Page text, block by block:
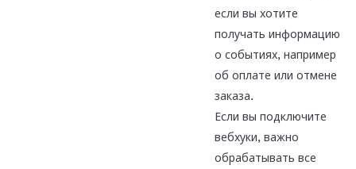
если вы хотите
получать информацию
о событиях, например
об оплате или отмене
заказа.
Если вы подключите
вебхуки, важно
обрабатывать все